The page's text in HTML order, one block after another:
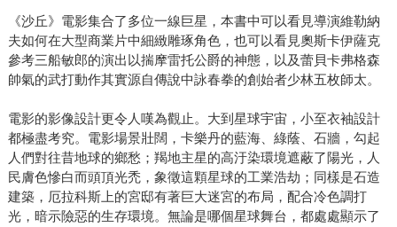
《沙丘》電影集合了多位一線巨星，本書中可以看見導演維勒納
夫如何在大型商業片中細緻雕琢角色，也可以看見奧斯卡伊薩克
參考三船敏郎的演出以揣摩雷托公爵的神態，以及蕾貝卡弗格森
帥氣的武打動作其實源自傳說中詠春拳的創始者少林五枚師太。
電影的影像設計更令人嘆為觀止。大到星球宇宙，小至衣袖設計
都極盡考究。電影場景壯闊，卡樂丹的藍海、綠蔭、石牆，勾起
人們對往昔地球的鄉愁；羯地主星的高汙染環境遮蔽了陽光，人
民膚色慘白而頭頂光禿，象徵這顆星球的工業浩劫；同樣是石造
建築，厄拉科斯上的宮邸有著巨大迷宮的布局，配合冷色調打
光，暗示險惡的生存環境。無論是哪個星球舞台，都處處顯示了